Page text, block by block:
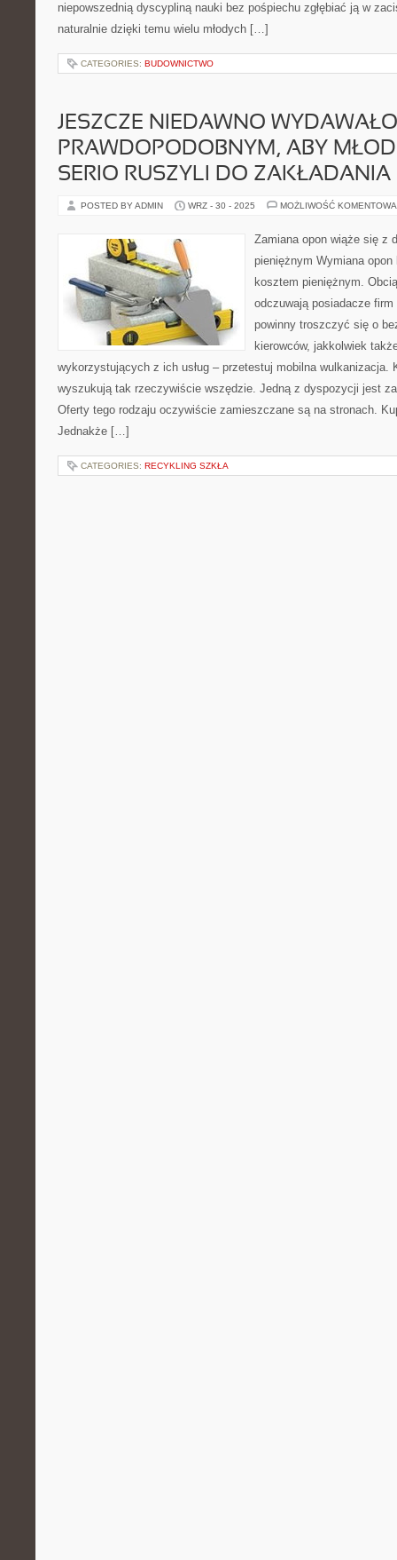
niepowszednią dyscypliną nauki bez pośpiechu zgłębiać ją w
naturalnie dzięki temu wielu młodych […]
CATEGORIES: BUDOWNICTWO
JESZCZE NIEDAWNO
PRAWDOPODOBNYM, ABY
SERIO RUSZYLI DO ZAKŁADANIA
POSTED BY ADMIN WRZ - 30 - 2025 MOŻLIWOŚĆ
Zamiana opon wiąże się z
pieniężnym Wymiana
kosztem pieniężnym.
odczuwają posiadacze
powinny troszczyć się o
kierowców, jakkolwiek
wykorzystujących z ich usług – przetestuj mobilna wulkanizacja.
wyszukują tak rzeczywiście wszędzie. Jedną z dyspozycji jest
Oferty tego rodzaju oczywiście zamieszczane są na stronach.
Jednakże […]
CATEGORIES: RECYKLING SZKŁA